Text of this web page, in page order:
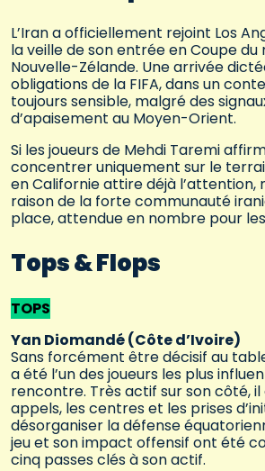
L’Iran a officiellement rejoint Los
la veille de son entrée en Coupe
Nouvelle-Zélande. Une arrivée
obligations de la FIFA, dans un
toujours sensible, malgré des
d’apaisement au Moyen-Orient.
Si les joueurs de Mehdi Taremi
concentrer uniquement sur le
en Californie attire déjà
raison de la forte communauté
place, attendue en nombre pour
Tops & Flops
TOPS
Yan Diomandé (Côte d’Ivoire)
Sans forcément être décisif au
a été l’un des joueurs les plus
rencontre. Très actif sur son côté,
appels, les centres et les prises
désorganiser la défense
jeu et son impact offensif ont été
cinq passes clés à son actif.